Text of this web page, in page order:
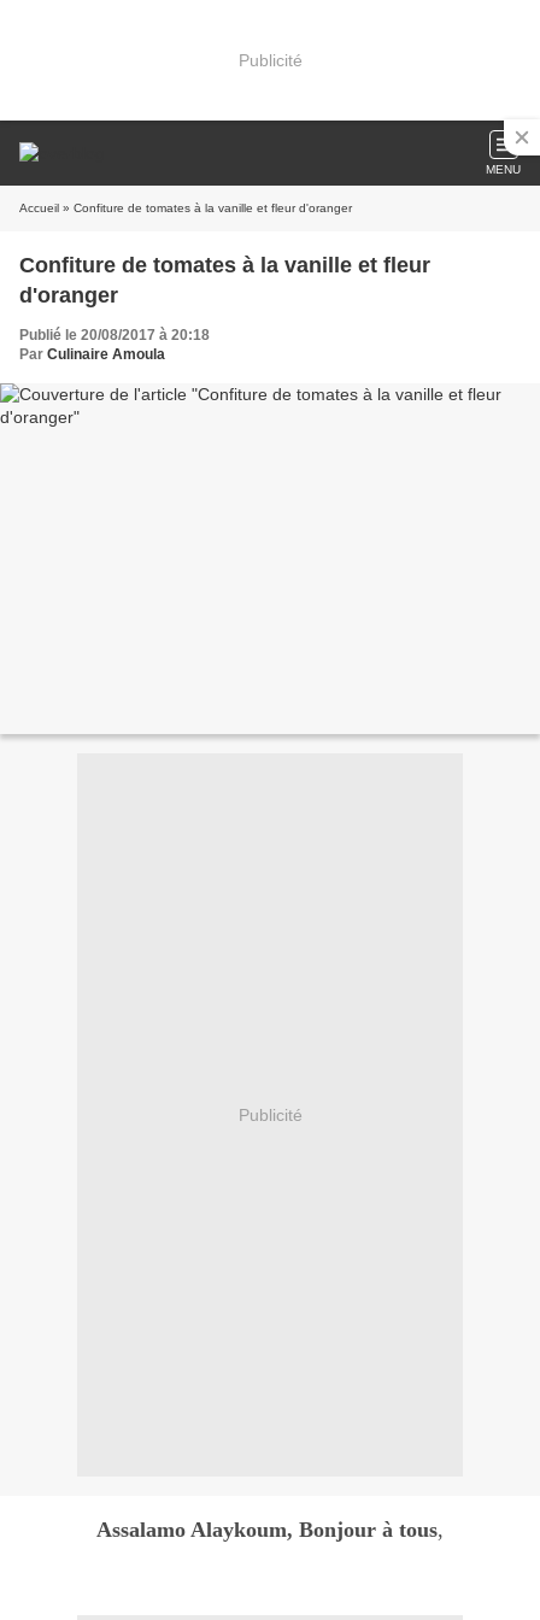
Publicité
MENU
Accueil » Confiture de tomates à la vanille et fleur d'oranger
Confiture de tomates à la vanille et fleur
d'oranger
Publié le 20/08/2017 à 20:18
Par Culinaire Amoula
Publicité
Assalamo Alaykoum, Bonjour à tous,